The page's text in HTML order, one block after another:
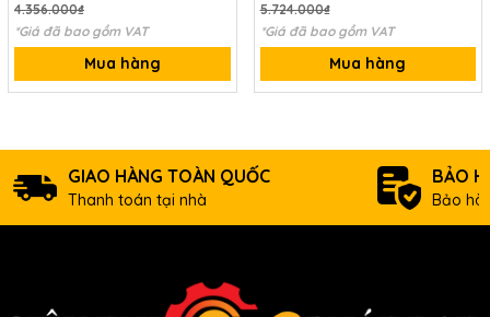
4.356.000₫
*Giá đã bao gồm VAT
Mua hàng
5.724.000₫
*Giá đã bao gồm VAT
Mua hàng
GIAO HÀNG TOÀN QUỐC
Thanh toán tại nhà
BẢO
Bảo